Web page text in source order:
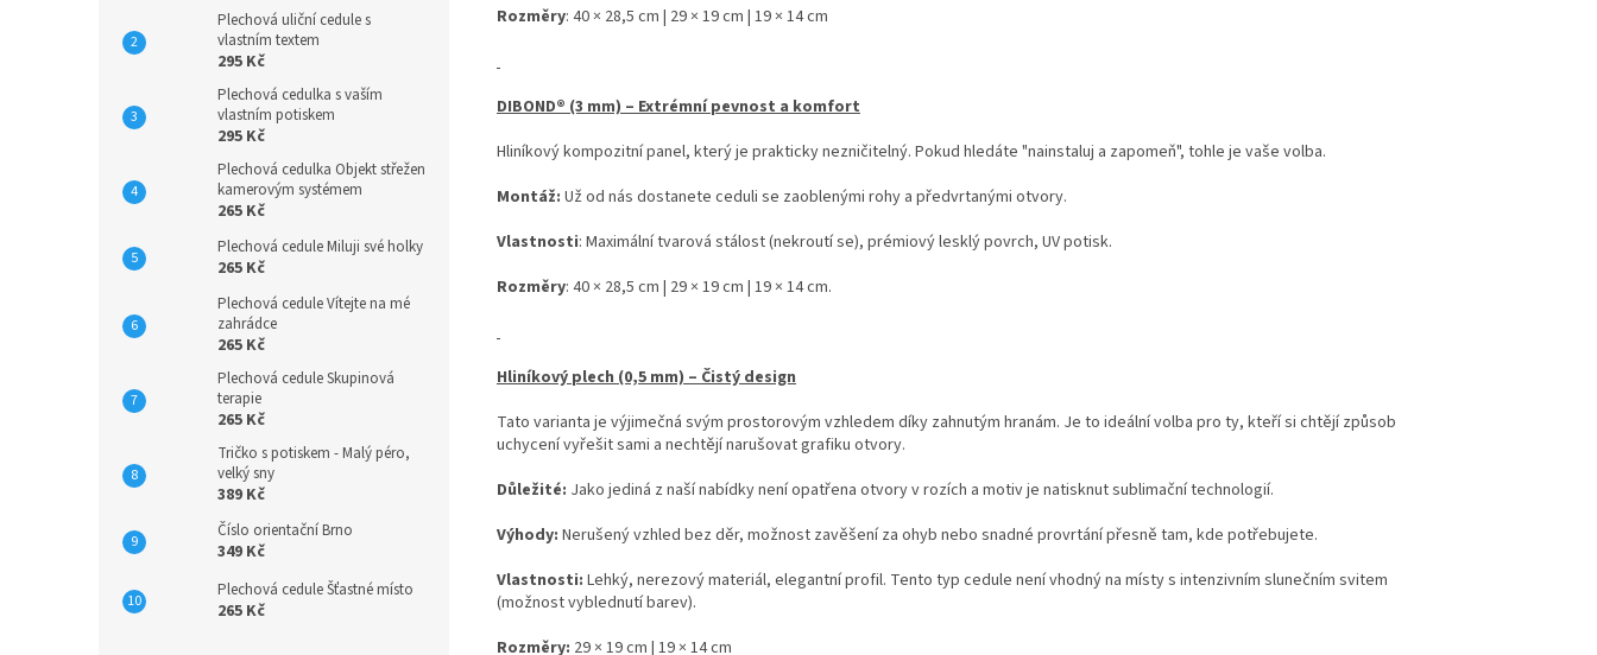
Plechová uliční cedule s
vlastním textem
295 Kč
Plechová cedulka s vaším
vlastním potiskem
295 Kč
Plechová cedulka Objekt střežen
kamerovým systémem
265 Kč
Plechová cedule Miluji své holky
265 Kč
Plechová cedule Vítejte na mé
zahrádce
265 Kč
Plechová cedule Skupinová
terapie
265 Kč
Tričko s potiskem - Malý péro,
velký sny
389 Kč
Číslo orientační Brno
349 Kč
Plechová cedule Šťastné místo
265 Kč
Rozměry: 40 × 28,5 cm | 29 × 19 cm | 19 × 14 cm
DIBOND® (3 mm) – Extrémní pevnost a komfort
Hliníkový kompozitní panel, který je prakticky nezničitelný. Pokud hledáte "nainstaluj a zapomeň", tohle je vaše volba.
Montáž: Už od nás dostanete ceduli se zaoblenými rohy a předvrtanými otvory.
Vlastnosti: Maximální tvarová stálost (nekroutí se), prémiový lesklý povrch, UV potisk.
Rozměry: 40 × 28,5 cm | 29 × 19 cm | 19 × 14 cm.
Hliníkový plech (0,5 mm) – Čistý design
Tato varianta je výjimečná svým prostorovým vzhledem díky zahnutým hranám. Je to ideální volba pro ty, kteří si chtějí způsob
uchycení vyřešit sami a nechtějí narušovat grafiku otvory.
Důležité: Jako jediná z naší nabídky není opatřena otvory v rozích a motiv je natisknut sublimační technologií.
Výhody: Nerušený vzhled bez děr, možnost zavěšení za ohyb nebo snadné provrtání přesně tam, kde potřebujete.
Vlastnosti: Lehký, nerezový materiál, elegantní profil. Tento typ cedule není vhodný na místy s intenzivním slunečním svitem
(možnost vyblednutí barev).
Rozměry: 29 × 19 cm | 19 × 14 cm